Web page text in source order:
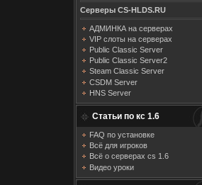
Серверы CS-HLDS.RU
АДМИНКА на серверах
VIP слоты на серверах
Public Classic Server
Public Classic Server2
Steam Classic Server
CSDM Server
HNS Server
Статьи по кс 1.6
FAQ по установке
Всё для игроков
Всё о серверах cs 1.6
Видео уроки